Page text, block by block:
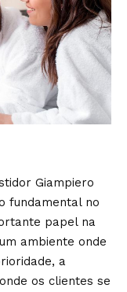
Giampiero
fundamental no
papel na
ambiente onde
a
os clientes se